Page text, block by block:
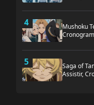
4
Mushoku
5
Saga of
Assistir,